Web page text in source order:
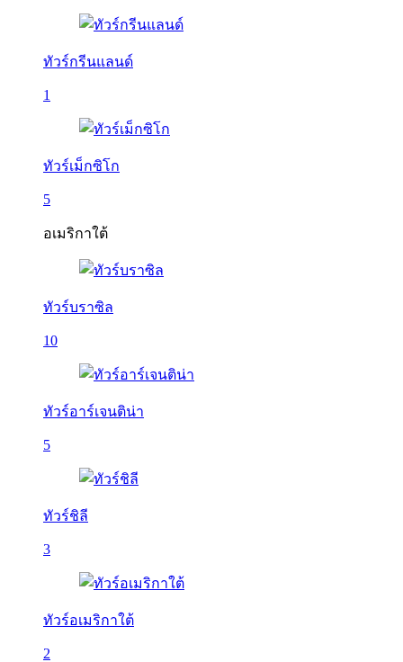
ทัวร์กรีนแลนด์
1
ทัวร์เม็กซิโก
5
อเมริกาใต้
ทัวร์บราซิล
10
ทัวร์อาร์เจนติน่า
5
ทัวร์ชิลี
3
ทัวร์อเมริกาใต้
2